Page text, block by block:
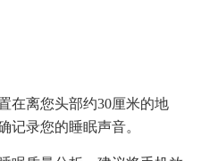
在离您头部约30厘米的地
记录您的睡眠声音。